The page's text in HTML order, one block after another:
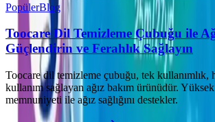
PopülerBlog
Toocare Dil Temizleme Çubuğu ile
Güçlendirin ve Ferahlık Sağlayın
Toocare dil temizleme çubuğu, tek
kullanım sağlayan ağız bakım ürünüdür.
memnuniyeti ile ağız sağlığını destekler.